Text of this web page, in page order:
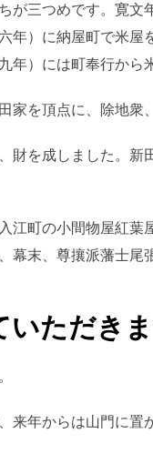
が三つめです。寛
年）に納屋町で米
）には町奉行から
を頂点に、除地衆
財を成しました。
江町の小間物屋紅
幕末、尊攘派藩士尾
いただき
年からは山門に置